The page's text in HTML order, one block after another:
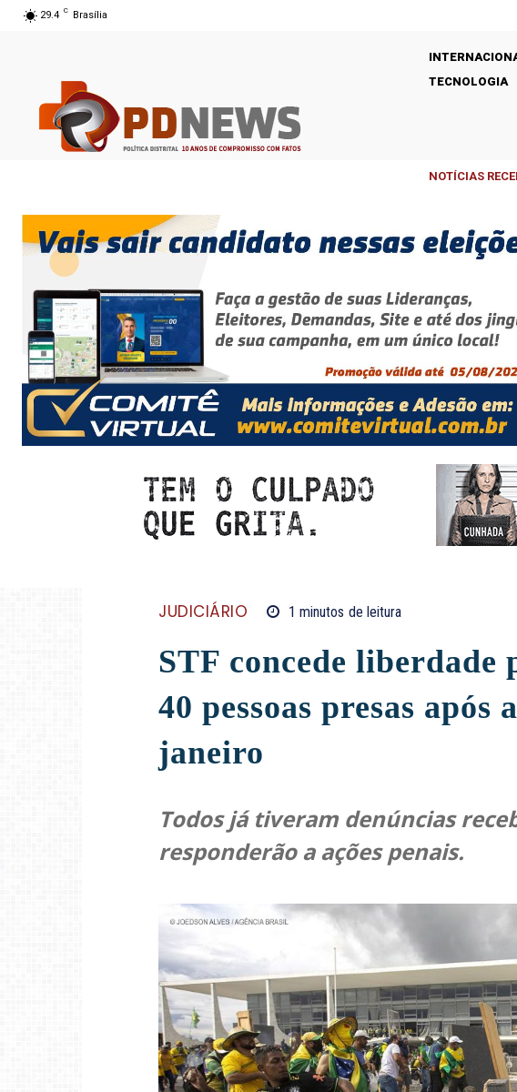
29.4 C Brasília
TECNOLOGIA
NOTÍCIAS
JUDICIÁRIO 1 minutos de leitura
STF concede liberdade
40 pessoas presas após
janeiro
Todos já tiveram denúncias
responderão a ações penais.